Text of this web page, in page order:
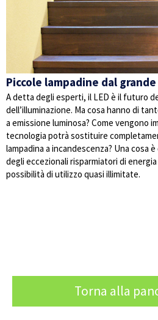
Piccole lampadine dal
A detta degli esperti, il LED è il futuro
dell’illuminazione. Ma cosa hanno di
a emissione luminosa? Come vengono
tecnologia potrà sostituire
lampadina a incandescenza? Una cosa
degli eccezionali risparmiatori di
possibilità di utilizzo quasi illimitate.
Torna alla